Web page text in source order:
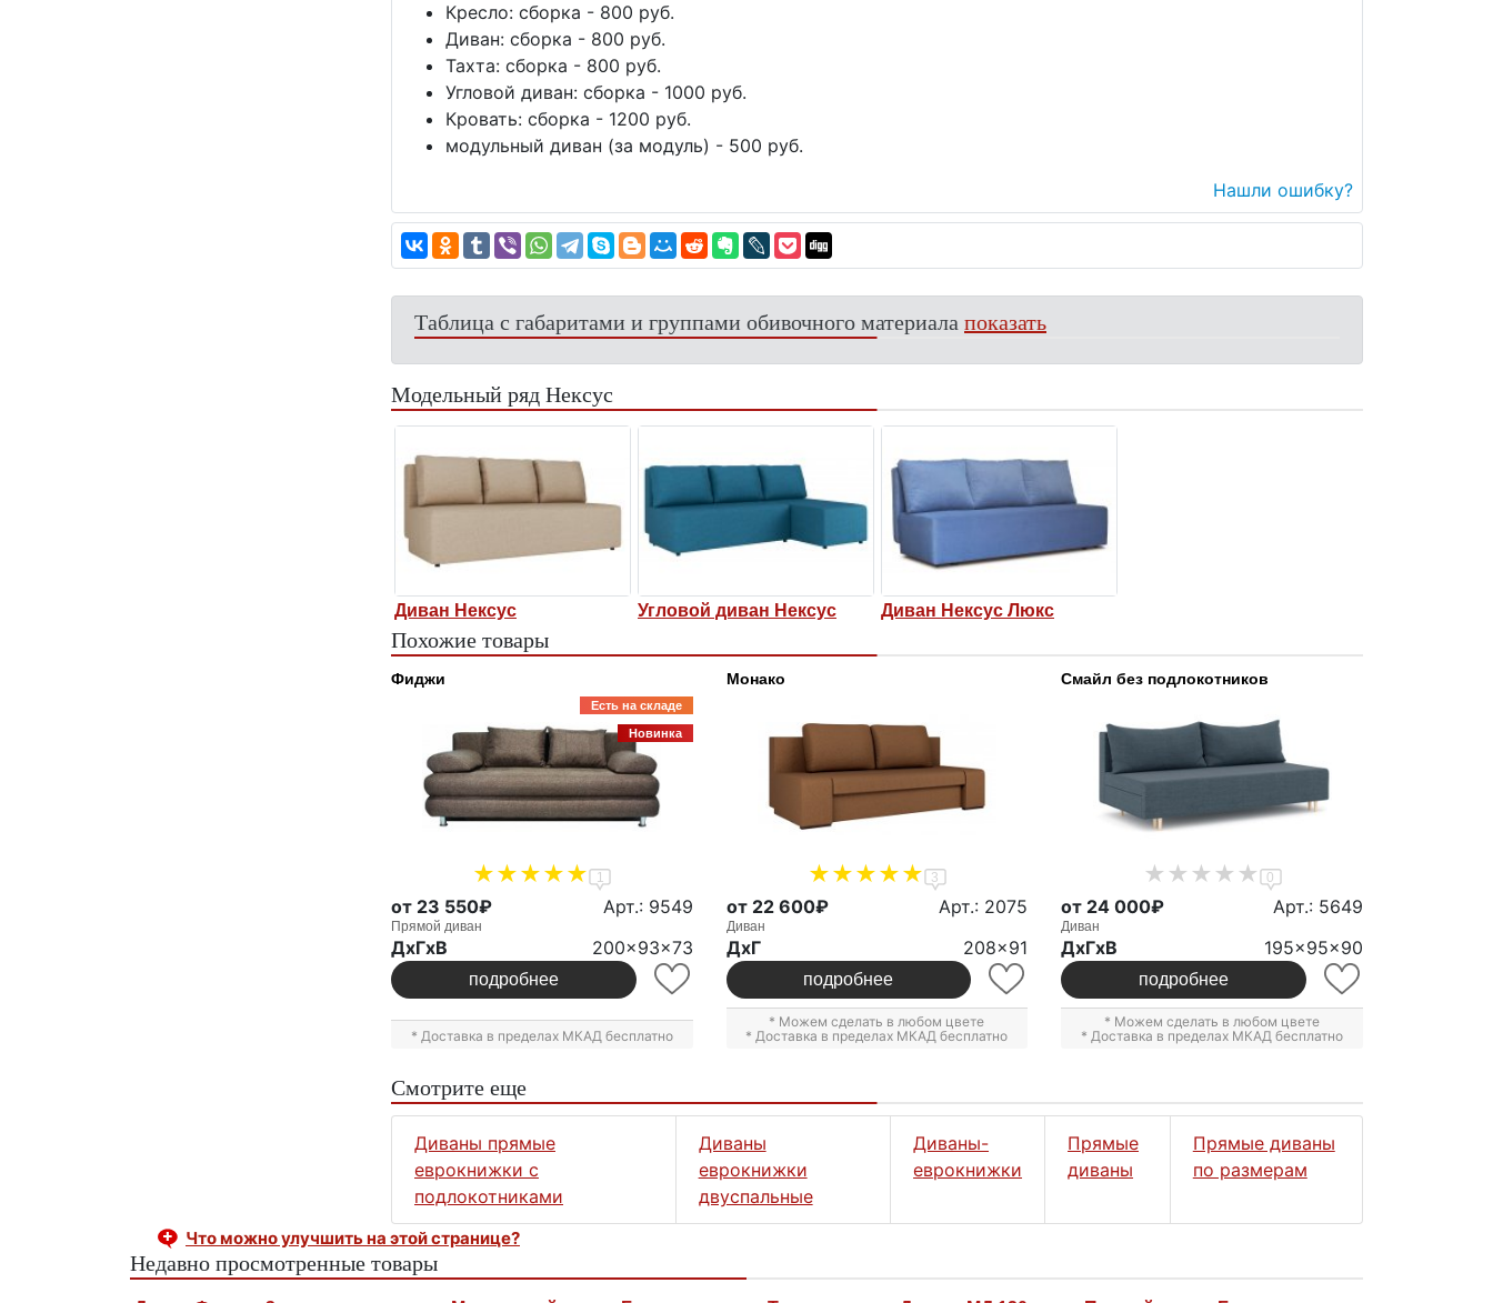
Кресло: сборка - 800 руб.
Диван: сборка - 800 руб.
Тахта: сборка - 800 руб.
Угловой диван: сборка - 1000 руб.
Кровать: сборка - 1200 руб.
модульный диван (за модуль) - 500 руб.
Нашли ошибку?
Таблица с габаритами и группами обивочного материалапоказать
Модельный ряд Нексус
Диван Нексус Угловой диван Нексус Диван Нексус Люкс
Похожие товары
Фиджи
Есть на складе
Новинка
1
от 23 550₽ Арт.: 9549
Прямой диван
ДxГxВ 200x93x73
подробнее
* Доставка в пределах МКАД бесплатно
Монако
3
от 22 600₽ Арт.: 2075
Диван
ДxГ 208x91
подробнее
* Можем сделать в любом цвете
* Доставка в пределах МКАД бесплатно
Смайл без подлокотников
0
от 24 000₽ Арт.: 5649
Диван
ДxГxВ 195x95x90
подробнее
* Можем сделать в любом цвете
* Доставка в пределах МКАД бесплатно
Смотрите еще
Диваны прямые
еврокнижки с
подлокотниками
Диваны
еврокнижки
двуспальные
Диваны-
еврокнижки
Прямые
диваны
Прямые диваны
по размерам
Что можно улучшить на этой странице?
Недавно просмотренные товары